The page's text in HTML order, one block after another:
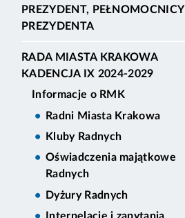
PREZYDENT, PEŁNOMOCNICY
PREZYDENTA
RADA MIASTA KRAKOWA
KADENCJA IX 2024-2029
Informacje o RMK
Radni Miasta Krakowa
Kluby Radnych
Oświadczenia majątkowe
Radnych
Dyżury Radnych